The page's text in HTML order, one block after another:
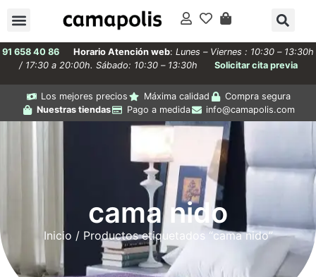
91 658 40 86 Horario Atención web: Lunes – Viernes : 10:30 – 13:30h
/ 17:30 a 20:00h. Sábado: 10:30 – 13:30h
Solicitar cita previa
Los mejores precios Máxima calidad
Compra segura
Nuestras tiendas
Pago a medida info@camapolis.com
cama nido
Inicio / Productos etiquetados “cama nido”